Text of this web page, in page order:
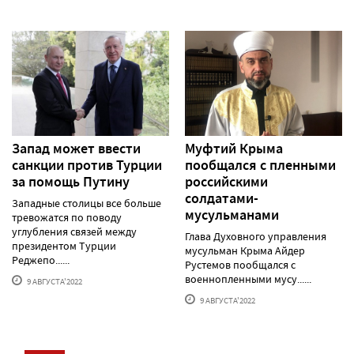
Запад может ввести
санкции против Турции
за помощь Путину
Западные столицы все больше
тревожатся по поводу
углубления связей между
президентом Турции
Реджепо......
9 АВГУСТА'2022
Муфтий Крыма
пообщался с пленными
российскими
солдатами-
мусульманами
Глава Духовного управления
мусульман Крыма Айдер
Рустемов пообщался с
военнопленными мусу......
9 АВГУСТА'2022